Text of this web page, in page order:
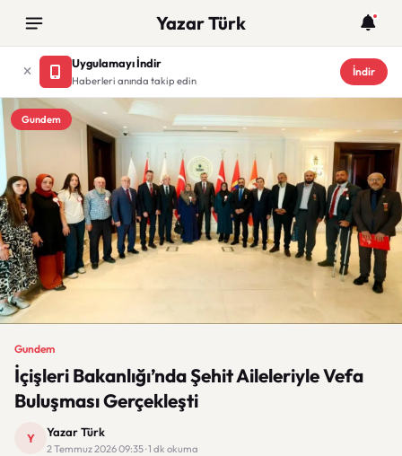
Yazar Türk
Uygulamayı İndir
Haberleri anında takip edin
İndir
Gundem
Gundem
İçişleri Bakanlığı’nda Şehit Aileleriyle Vefa
Buluşması Gerçekleşti
Y Yazar Türk
2 Temmuz 2026 09:35 · 1 dk okuma